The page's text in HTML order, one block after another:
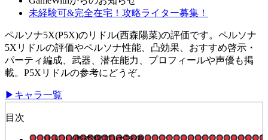
未経験可&完全在宅！攻略ライター募集！
ペルソナ5X(P5X)のリドル(西森陽菜)の評価です。ペルソナ
5Xリドルの評価やペルソナ性能、凸効果、おすすめ啓示・
パーティ編成、武器、潜在能力、プロフィールや声優も掲
載。P5Xリドルの参考にどうぞ。
▶キャラ一覧
目次